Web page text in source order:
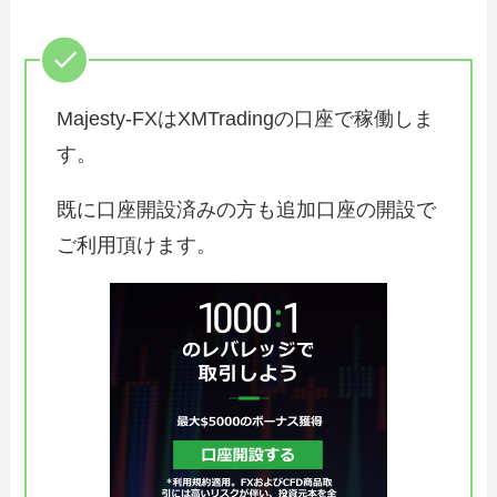
Majesty-FXはXMTradingの口座で稼働しま
す。
既に口座開設済みの方も追加口座の開設で
ご利用頂けます。